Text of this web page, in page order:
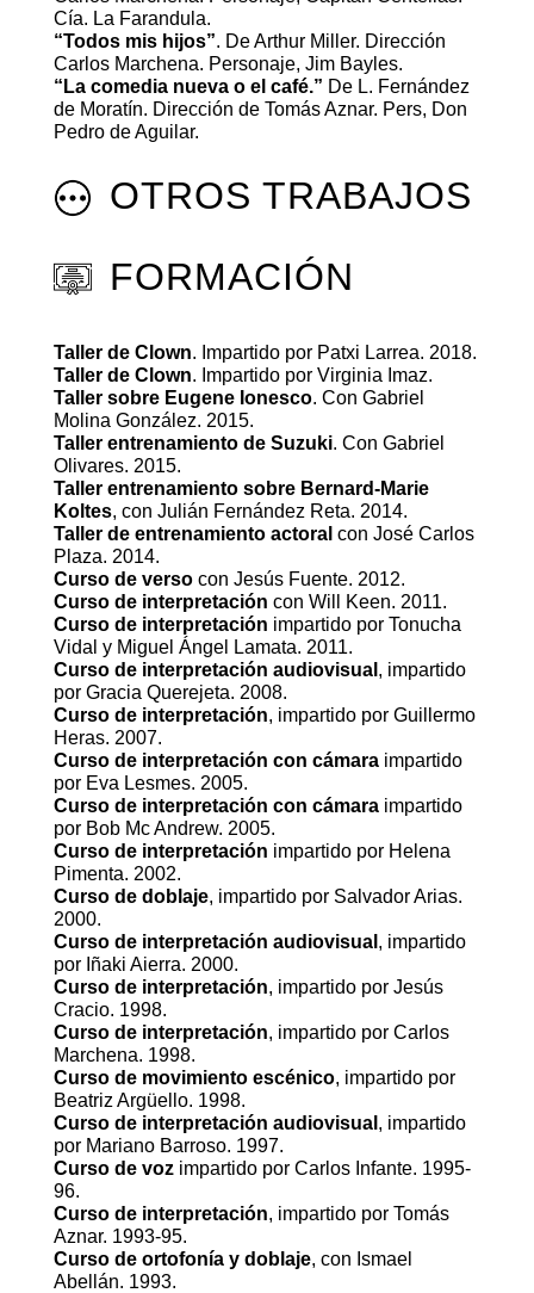
Cía. La Farandula.
“Todos mis hijos”. De Arthur Miller. Dirección
Carlos Marchena. Personaje, Jim Bayles.
“La comedia nueva o el café.” De L. Fernández
de Moratín. Dirección de Tomás Aznar. Pers, Don
Pedro de Aguilar.
OTROS TRABAJOS
FORMACIÓN
Taller de Clown. Impartido por Patxi Larrea. 2018.
Taller de Clown. Impartido por Virginia Imaz.
Taller sobre Eugene Ionesco. Con Gabriel
Molina González. 2015.
Taller entrenamiento de Suzuki. Con Gabriel
Olivares. 2015.
Taller entrenamiento sobre Bernard-Marie
Koltes, con Julián Fernández Reta. 2014.
Taller de entrenamiento actoral con José Carlos
Plaza. 2014.
Curso de versocon Jesús Fuente. 2012.
Curso de interpretación con Will Keen. 2011.
Curso de interpretación impartido por Tonucha
Vidal y Miguel Ángel Lamata. 2011.
Curso de interpretación audiovisual , impartido
por Gracia Querejeta. 2008.
Curso de interpretación, impartido por Guillermo
Heras. 2007.
Curso de interpretación con cámaraimpartido
por Eva Lesmes. 2005.
Curso de interpretación con cámaraimpartido
por Bob Mc Andrew. 2005.
Curso de interpretación impartido por Helena
Pimenta. 2002.
Curso de doblaje, impartido por Salvador Arias.
2000.
Curso de interpretación audiovisual , impartido
por Iñaki Aierra. 2000.
Curso de interpretación, impartido por Jesús
Cracio. 1998.
Curso de interpretación, impartido por Carlos
Marchena. 1998.
Curso de movimiento escénico, impartido por
Beatriz Argüello. 1998.
Curso de interpretación audiovisual , impartido
por Mariano Barroso. 1997.
Curso de vozimpartido por Carlos Infante. 1995-
96.
Curso de interpretación, impartido por Tomás
Aznar. 1993-95.
Curso de ortofonía y doblaje, con Ismael
Abellán. 1993.